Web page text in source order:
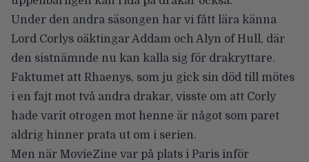
Under den andra säsongen har vi fått lära känna
Lord Corlys oäktingar Addam och Alyn of Hull, där
den sistnämnde nu kan kalla sig för drakryttare.
Faktumet att Rhaenys, som ju gick sin död till mötes
i en fajt mot två andra drakar, visste om att Corly
hade varit otrogen mot henne är något som paret
aldrig hinner prata ut om i serien.
Men när MovieZine var på plats i Paris inför